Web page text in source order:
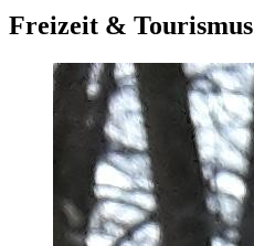
Freizeit & Tourismus